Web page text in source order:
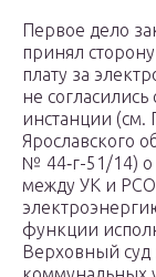
Первое дело
принял
плату за
не
инстанции (см.
Ярославского
№ 44‑г-51/14) о
между УК и РСО
функции
Верховный суд